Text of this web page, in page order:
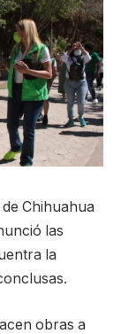
Chihuahua
las
la
obras a